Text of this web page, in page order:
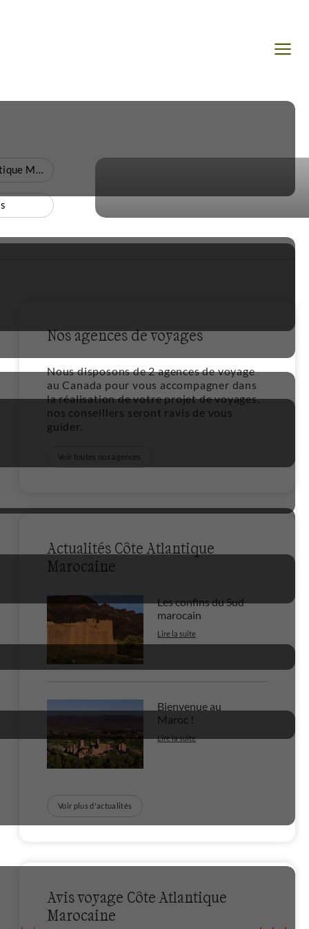
Voyage Côte Atlantique Marocaine
Nos agences de voyages
Nous disposons de 2 agences de voyage
au Canada pour vous accompagner dans
la réalisation de votre projet de voyages.
nos conseillers seront ravis de vous
guider.
Voir toutes nos agences
Actualités Côte Atlantique
Marocaine
Les confins du Sud
marocain
Lire la suite
Bienvenue au
Maroc !
Lire la suite
Voir plus d'actualités
Avis voyage Côte Atlantique
Marocaine